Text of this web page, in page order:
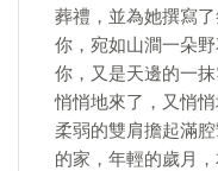
葬禮，並為她撰寫了
你，宛如山澗一朵野
你，又是天邊的一抹
悄悄地來了，又悄悄
柔弱的雙肩擔起滿
的家，年輕的歲月